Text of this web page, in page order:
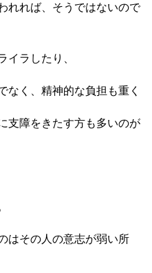
れれば、そうではないので
イラしたり、
なく、精神的な負担も重く
支障をきたす方も多いのが
はその人の意志が弱い所